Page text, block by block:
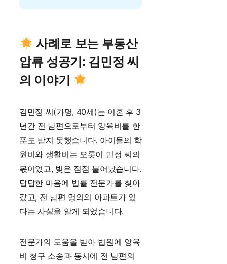
사례로 보는 부동산
압류 성공기: 김민정 씨
의 이야기
김민정 씨(가명, 40세)는 이혼 후 3
년간 전 남편으로부터 양육비를 한
푼도 받지 못했습니다. 아이들의 학
원비와 생활비는 오롯이 민정 씨의
몫이었고, 빚은 점점 불어났습니다.
답답한 마음에 법률 전문가를 찾아
갔고, 전 남편 명의의 아파트가 있
다는 사실을 알게 되었습니다.
전문가의 도움을 받아 법원에 양육
비 청구 소송과 동시에 전 남편의